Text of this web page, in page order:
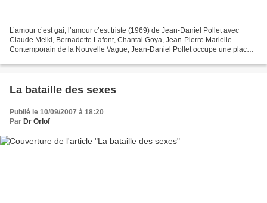
L’amour c’est gai, l’amour c’est triste (1969) de Jean-Daniel Pollet avec
Claude Melki, Bernadette Lafont, Chantal Goya, Jean-Pierre Marielle
Contemporain de la Nouvelle Vague, Jean-Daniel Pollet occupe une place
La bataille des sexes
Publié le 10/09/2007 à 18:20
Par Dr Orlof